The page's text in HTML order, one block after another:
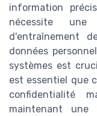
information
nécessite
d'entraînement
données
systèmes est
est essentiel que
confidentialité
maintenant une